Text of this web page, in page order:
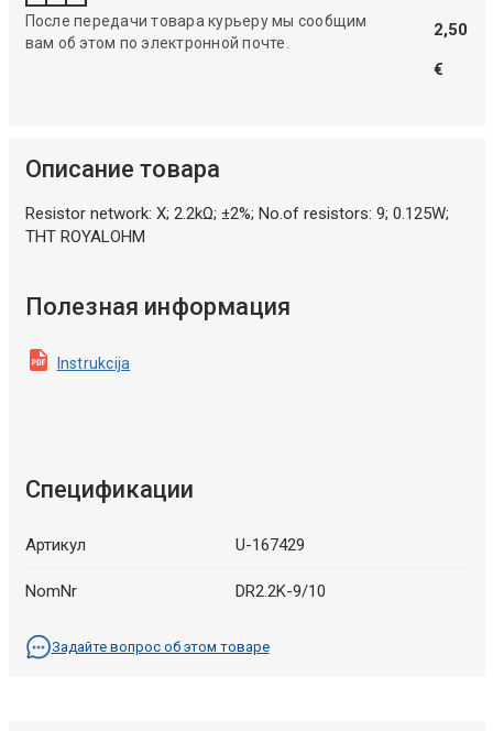
После передачи товара курьеру мы сообщим
вам об этом по электронной почте.
2,50
€
Описание товара
Resistor network: X; 2.2kΩ; ±2%; No.of resistors: 9; 0.125W;
THT ROYALOHM
Полезная информация
Instrukcija
Спецификации
Артикул U-167429
NomNr DR2.2K-9/10
Задайте вопрос об этом товаре